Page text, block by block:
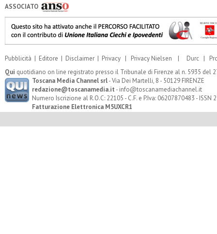
ASSOCIATO
Pubblicità | Editore | Disclaimer | Privacy | Privacy Nielsen | Durc |
Qui quotidiano on line registrato presso il Tribunale di Firenze al n. 5935 del
Toscana Media Channel srl- Via Dei Martelli, 8 - 50129 FIRENZE
redazione@toscanamedia.it - info@toscanamediachannel.it
Numero Iscrizione al R.O.C: 22105 - C.F. e P.Iva: 06207870483 - ISSN
Fatturazione Elettronica M5UXCR1